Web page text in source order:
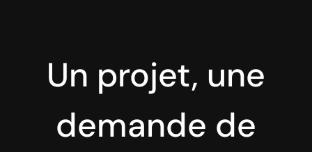
Un projet, une
demande de